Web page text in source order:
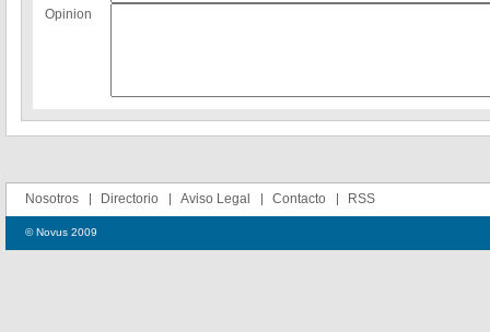
Opinion
Nosotros Directorio Aviso Legal Contacto RSS
© Novus 2009